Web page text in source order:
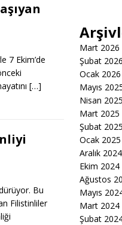
7 Ekim’de
[…]
Bu
Filistinliler
Mart 2026
Şubat 2026
Ocak 2026
Mayıs
Nisan 2025
Mart 2025
Şubat 2025
Ocak 2025
Aralık 2024
Ekim 2024
Ağustos
Mayıs
Mart 2024
Şubat